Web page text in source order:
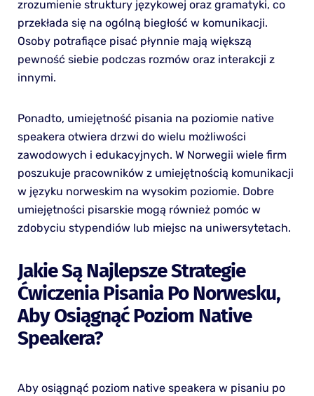
zrozumienie struktury językowej oraz gramatyki, co
przekłada się na ogólną biegłość w komunikacji.
Osoby potrafiące pisać płynnie mają większą
pewność siebie podczas rozmów oraz interakcji z
innymi.
Ponadto, umiejętność pisania na poziomie native
speakera otwiera drzwi do wielu możliwości
zawodowych i edukacyjnych. W Norwegii wiele firm
poszukuje pracowników z umiejętnością komunikacji
w języku norweskim na wysokim poziomie. Dobre
umiejętności pisarskie mogą również pomóc w
zdobyciu stypendiów lub miejsc na uniwersytetach.
Jakie Są Najlepsze Strategie
Ćwiczenia Pisania Po Norwesku,
Aby Osiągnąć Poziom Native
Speakera?
Aby osiągnąć poziom native speakera w pisaniu po